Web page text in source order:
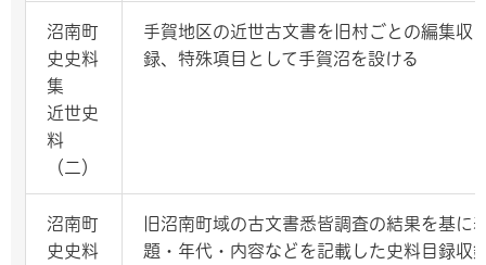
沼南町
史史料
集
近世史
料
（二）
手賀地区の近世古文書を旧村ごとの編集収
録、特殊項目として手賀沼を設ける
沼南町
史史料
旧沼南町域の古文書悉皆調査の結果を基に
題・年代・内容などを記載した史料目録収